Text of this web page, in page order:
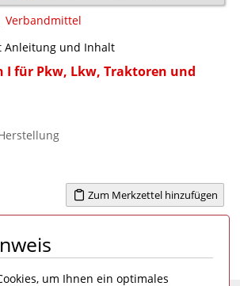
Verbandmittel
Anleitung und Inhalt
I für Pkw, Lkw, Traktoren und
Zum Merkzettel hinzufügen
1
um Ihnen ein optimales